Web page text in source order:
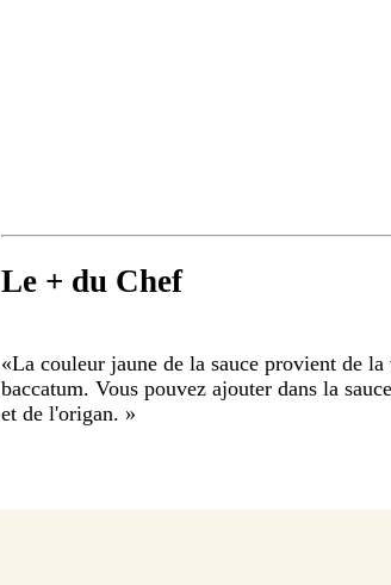
Le + du Chef
«La couleur jaune de la sauce provient de
baccatum. Vous pouvez ajouter dans la
et de l'origan. »